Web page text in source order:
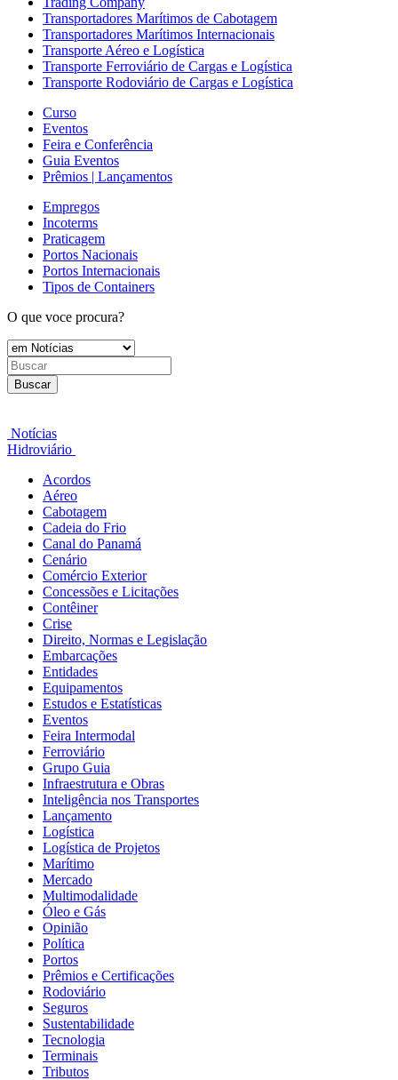
Transportadores Marítimos de Cabotagem
Transportadores Marítimos Internacionais
Transporte Aéreo e Logística
Transporte Ferroviário de Cargas e Logística
Transporte Rodoviário de Cargas e Logística
Curso
Eventos
Feira e Conferência
Guia Eventos
Prêmios | Lançamentos
Empregos
Incoterms
Praticagem
Portos Nacionais
Portos Internacionais
Tipos de Containers
O que voce procura?
Buscar
Notícias
Hidroviário
Acordos
Aéreo
Cabotagem
Cadeia do Frio
Canal do Panamá
Cenário
Comércio Exterior
Concessões e Licitações
Contêiner
Crise
Direito, Normas e Legislação
Embarcações
Entidades
Equipamentos
Estudos e Estatísticas
Eventos
Feira Intermodal
Ferroviário
Grupo Guia
Infraestrutura e Obras
Inteligência nos Transportes
Lançamento
Logística
Logística de Projetos
Marítimo
Mercado
Multimodalidade
Óleo e Gás
Opinião
Política
Portos
Prêmios e Certificações
Rodoviário
Seguros
Sustentabilidade
Tecnologia
Terminais
Tributos